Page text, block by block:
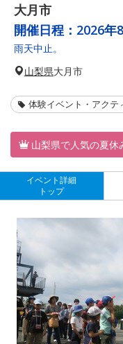
大月市
開催日程： 2026年
雨天中止。
山梨県大月市
体験イベント・アクテ
山梨県で人気の夏
イベント詳細
トップ